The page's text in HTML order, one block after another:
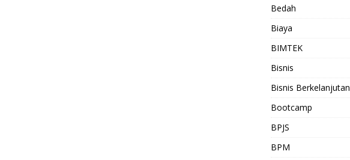
Bedah
Biaya
BIMTEK
Bisnis
Bisnis Berkelanjutan
Bootcamp
BPJS
BPM